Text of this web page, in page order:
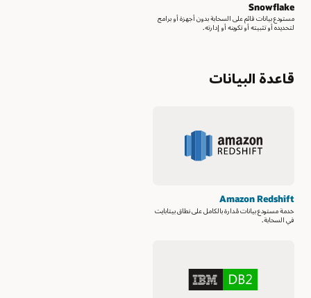
Snowflake
مستودع بيانات قائم على السحابة بدون أجهزة أو برامج
لتحديده أو تثبيته أو تكوينه أو إدارته.
قاعدة البيانات
Amazon Redshift
خدمة مستودع بيانات مُدارة بالكامل على نطاق بيتابايت
في السحابة.